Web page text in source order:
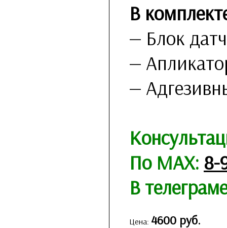
В
— Блок
—
—
По MAX: 8-
В
Цена: 4600 руб.